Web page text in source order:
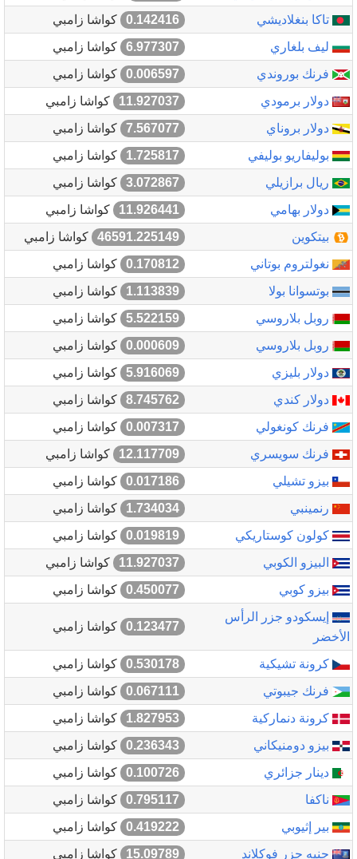
تاكا بنغلاديشي
0.142416
كواشا زامبي
ليف بلغاري
6.977307
كواشا زامبي
فرنك بوروندي
0.006597
كواشا زامبي
دولار برمودي
11.927037
كواشا زامبي
دولار بروناي
7.567077
كواشا زامبي
بوليفاريو بوليفي
1.725817
كواشا زامبي
ريال برازيلي
3.072867
كواشا زامبي
دولار بهامي
11.926441
كواشا زامبي
بيتكوين
46591.225149
كواشا زامبي
نغولتروم بوتاني
0.170812
كواشا زامبي
بوتسوانا بولا
1.113839
كواشا زامبي
روبل بلاروسي
5.522159
كواشا زامبي
روبل بلاروسي
0.000609
كواشا زامبي
دولار بليزي
5.916069
كواشا زامبي
دولار كندي
8.745762
كواشا زامبي
فرنك كونغولي
0.007317
كواشا زامبي
فرنك سويسري
12.117709
كواشا زامبي
بيزو تشيلي
0.017186
كواشا زامبي
رنمينبي
1.734034
كواشا زامبي
كولون كوستاريكي
0.019819
كواشا زامبي
البيزو الكوبي
11.927037
كواشا زامبي
بيزو كوبي
0.450077
كواشا زامبي
إيسكودو جزر الرأس
الأخضر
0.123477 كواشا زامبي
كرونة تشيكية 0.530178
كواشا زامبي
فرنك جيبوتي
0.067111
كواشا زامبي
كرونة دنماركية
1.827953
كواشا زامبي
بيزو دومنيكاني
0.236343
كواشا زامبي
دينار جزائري
0.100726
كواشا زامبي
ناكفا
0.795117
كواشا زامبي
بير إثيوبي
0.419222
كواشا زامبي
جنيه جزر فوكلاند
15.09789 كواشا زامبي